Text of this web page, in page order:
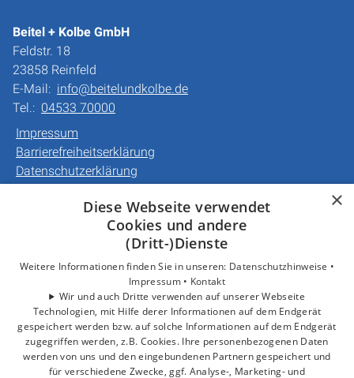
Beitel + Kolbe GmbH
Feldstr. 18
23858 Reinfeld
E-Mail: info@beitelundkolbe.de
Tel.: 04533 70000
Impressum
Barrierefreiheitserklärung
Datenschutzerklärung
Gewerbekunden
Unternehmen
Kontakt
×
Diese Webseite verwendet
Cookies und andere
(Dritt-)Dienste
Weitere Informationen finden Sie in unseren: Datenschutzhinweise •
Impressum • Kontakt
Wir und auch Dritte verwenden auf unserer Webseite
Technologien, mit Hilfe derer Informationen auf dem Endgerät
gespeichert werden bzw. auf solche Informationen auf dem Endgerät
zugegriffen werden, z.B. Cookies. Ihre personenbezogenen Daten
werden von uns und den eingebundenen Partnern gespeichert und
für verschiedene Zwecke, ggf. Analyse-, Marketing- und